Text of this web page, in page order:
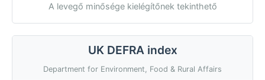
A levegő minősége kielégítőnek tekinthető
UK DEFRA index
Department for Environment, Food & Rural Affairs